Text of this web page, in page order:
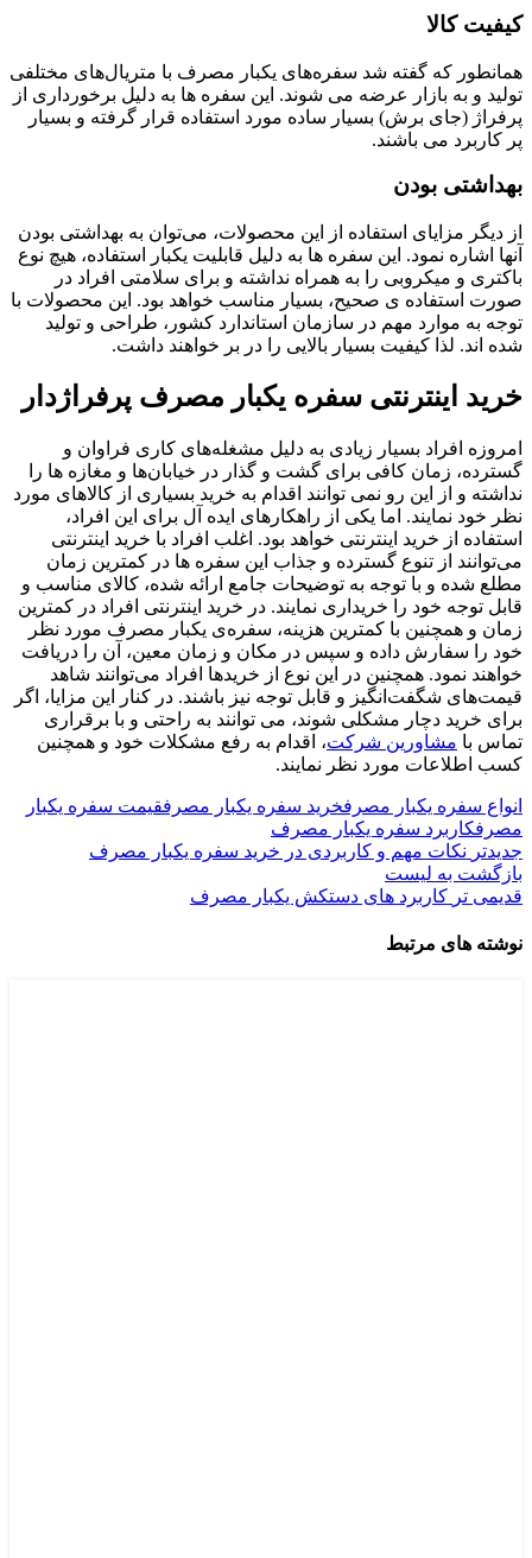
کیفیت کالا
همانطور که گفته شد سفره‌های یکبار مصرف با متریال‌های مختلفی
تولید و به بازار عرضه می شوند. این سفره ها به دلیل برخورداری از
پرفراژ (جای برش) بسیار ساده مورد استفاده قرار گرفته و بسیار
پر کاربرد می باشند.
بهداشتی بودن
از دیگر مزایای استفاده از این محصولات، می‌توان به بهداشتی بودن
آنها اشاره نمود. این سفره ها به دلیل قابلیت یکبار استفاده، هیچ نوع
باکتری و میکروبی را به همراه نداشته و برای سلامتی افراد در
صورت استفاده ی صحیح، بسیار مناسب خواهد بود. این محصولات با
توجه به موارد مهم در سازمان استاندارد کشور، طراحی و تولید
شده اند. لذا کیفیت بسیار بالایی را در بر خواهند داشت.
خرید اینترنتی سفره یکبار مصرف پرفراژدار
امروزه افراد بسیار زیادی به دلیل مشغله‌های کاری فراوان و
گسترده، زمان کافی برای گشت و گذار در خیابان‌ها و مغازه ها را
نداشته و از این رو نمی توانند اقدام به خرید بسیاری از کالاهای مورد
نظر خود نمایند. اما یکی از راهکارهای ایده آل برای این افراد،
استفاده از خرید اینترنتی خواهد بود. اغلب افراد با خرید اینترنتی
می‌توانند از تنوع گسترده و جذاب این سفره ها در کمترین زمان
مطلع شده و با توجه به توضیحات جامع ارائه شده، کالای مناسب و
قابل توجه خود را خریداری نمایند. در خرید اینترنتی افراد در کمترین
زمان و همچنین با کمترین هزینه، سفره‌ی یکبار مصرف مورد نظر
خود را سفارش داده و سپس در مکان و زمان معین، آن را دریافت
خواهند نمود. همچنین در این نوع از خریدها افراد می‌توانند شاهد
قیمت‌های شگفت‌‌انگیز و قابل توجه نیز باشند. در کنار این مزایا، اگر
برای خرید دچار مشکلی شوند، می‌ توانند به راحتی و با برقراری
تماس با مشاورین شرکت، اقدام به رفع مشکلات خود و همچنین
کسب اطلاعات مورد نظر نمایند.
انواع سفره یکبار مصرفخرید سفره یکبار مصرفقیمت سفره یکبار
مصرفکاربرد سفره یکبار مصرف
جدیدتر نکات مهم و کاربردی در خرید سفره یکبار مصرف
بازگشت به لیست
قدیمی تر کاربرد های دستکش یکبار مصرف
نوشته های مرتبط